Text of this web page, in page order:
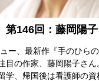
146回：藤岡陽
ー、最新作『手のひら
目の作家、藤岡陽子さ
学、帰国後は看護師の